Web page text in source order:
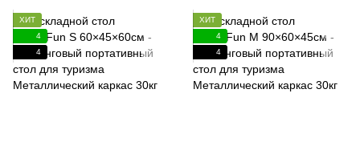
ХИТ
4
4
ХИТ
4
4